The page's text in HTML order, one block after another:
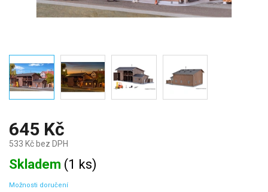
645 Kč
533 Kč bez DPH
Měrná
cena:
Skladem (1 ks)
Možnosti doručení